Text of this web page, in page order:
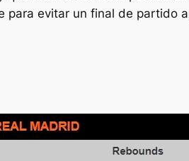
evitar un final de partido